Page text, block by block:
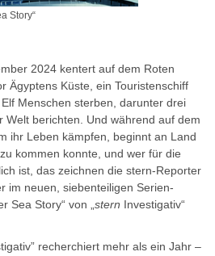
Story“
2024 kentert auf dem Roten
Ägyptens Küste, ein Touristenschiff
Menschen sterben, darunter drei
Welt berichten. Und während auf dem
ihr Leben kämpfen, beginnt an Land
kommen konnte, und wer für die
ist, das zeichnen die stern-Reporter
im neuen, siebenteiligen Serien-
Sea Story“ von „stern Investigativ“
recherchiert mehr als ein Jahr –